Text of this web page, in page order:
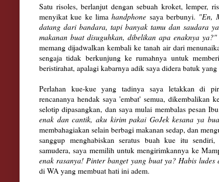
Satu risoles, berlanjut dengan sebuah kroket, lemper,
menyikat kue ke limahandphone saya berbunyi. "En,
datang dari bandara, tapi banyak tamu dan saudara
makanan buat disuguhkan, dibelikan apa enaknya
memang dijadwalkan kembali ke tanah air dari
sengaja tidak berkunjung ke rumahnya untuk
beristirahat, apalagi kabarnya adik saya didera batuk
Perlahan kue-kue yang tadinya saya letakkan di
rencananya hendak saya 'embat' semua, dikembalikan
selotip dipasangkan, dan saya mulai membalas pesan
enak dan cantik, aku kirim pakai GoJek kesana ya
membahagiakan selain berbagi makanan sedap, dan
sanggup menghabiskan seratus buah kue itu
samudera, saya memilih untuk mengirimkannya ke
enak rasanya! Pinter banget yang buat ya? Habis ludes
di WA yang membuat hati ini adem.